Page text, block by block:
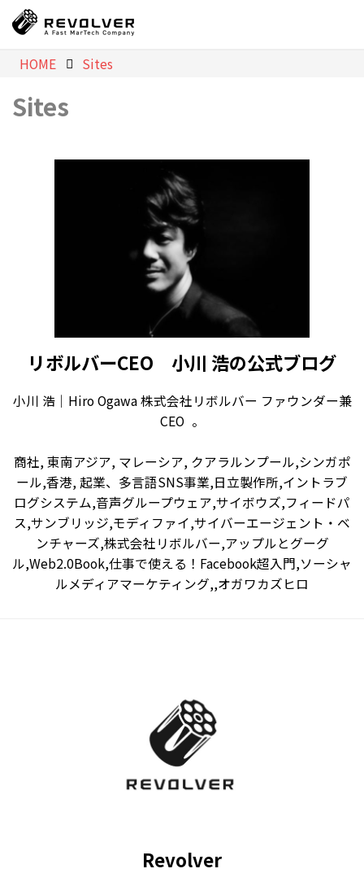
HOME Sites
Sites
リボルバーCEO 小川 浩の公式ブログ
小川 浩｜Hiro Ogawa 株式会社リボルバー ファウンダー兼
CEO 。
商社, 東南アジア, マレーシア, クアラルンプール,シンガポ
ール,香港, 起業、多言語SNS事業,日立製作所,イントラブ
ログシステム,音声グループウェア,サイボウズ,フィードパ
ス,サンブリッジ,モディファイ,サイバーエージェント・ベ
ンチャーズ,株式会社リボルバー,アップルとグーグ
ル,Web2.0Book,仕事で使える！Facebook超入門,ソーシャ
ルメディアマーケティング,,オガワカズヒロ
Revolver